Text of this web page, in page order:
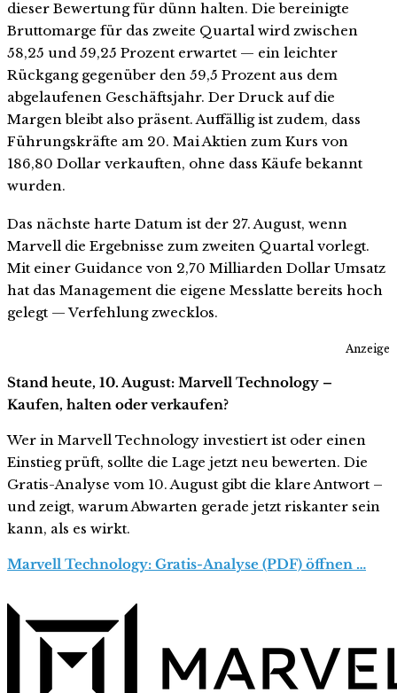
dieser Bewertung für dünn halten. Die bereinigte
Bruttomarge für das zweite Quartal wird zwischen
58,25 und 59,25 Prozent erwartet — ein leichter
Rückgang gegenüber den 59,5 Prozent aus dem
abgelaufenen Geschäftsjahr. Der Druck auf die
Margen bleibt also präsent. Auffällig ist zudem, dass
Führungskräfte am 20. Mai Aktien zum Kurs von
186,80 Dollar verkauften, ohne dass Käufe bekannt
wurden.
Das nächste harte Datum ist der 27. August, wenn
Marvell die Ergebnisse zum zweiten Quartal vorlegt.
Mit einer Guidance von 2,70 Milliarden Dollar Umsatz
hat das Management die eigene Messlatte bereits hoch
gelegt — Verfehlung zwecklos.
Anzeige
Stand heute, 10. August: Marvell Technology –
Kaufen, halten oder verkaufen?
Wer in Marvell Technology investiert ist oder einen
Einstieg prüft, sollte die Lage jetzt neu bewerten. Die
Gratis-Analyse vom 10. August gibt die klare Antwort –
und zeigt, warum Abwarten gerade jetzt riskanter sein
kann, als es wirkt.
Marvell Technology: Gratis-Analyse (PDF) öffnen …